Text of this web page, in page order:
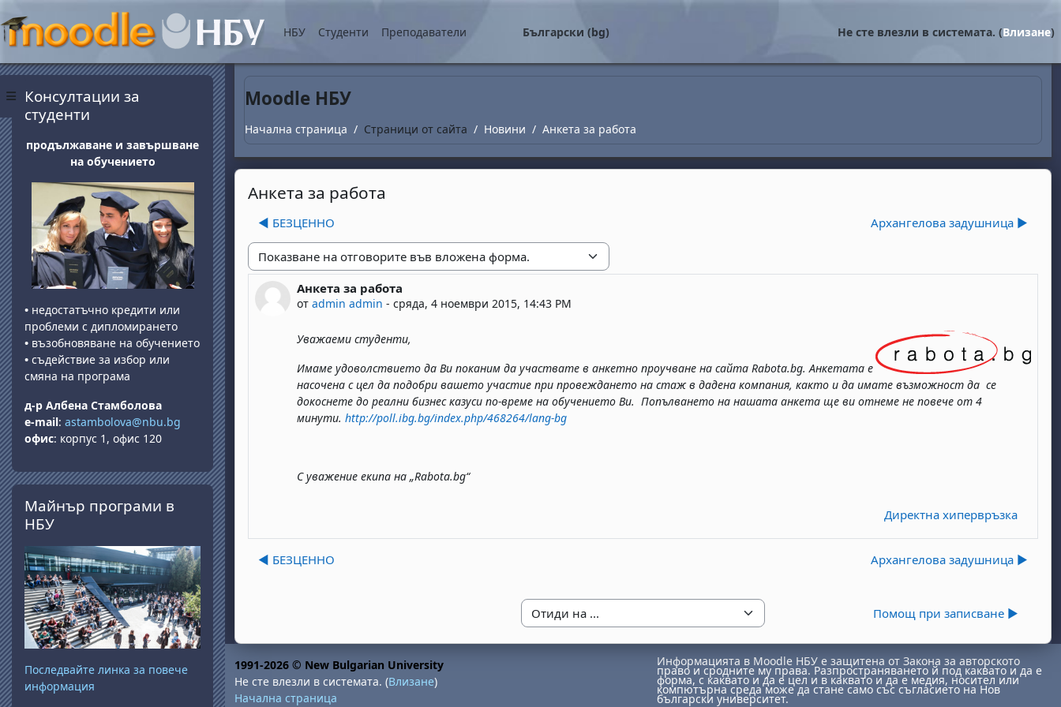
Прескочи на основното съдържание
Страничен панел
НБУ Студенти Преподаватели Български ‎(bg)‎ Не сте влезли в системата. (Влизане)
Moodle НБУ
Начална страница Страници от сайта Новини Анкета за работа
Анкета за работа
◀︎ БЕЗЦЕННО Архангелова задушница ▶︎
Начин на показване
Анкета за работа
от admin admin - сряда, 4 ноември 2015, 14:43 PM
Number of replies: 0
Уважаеми студенти,
Имаме удоволствието да Ви поканим да участвате в анкетно проучване на сайта Rabota.bg. Анкетата е
насочена с цел да подобри вашето участие при провеждането на стаж в дадена компания, както и да имате възможност да се
докоснете до реални бизнес казуси по-време на обучението Ви. Попълването на нашата анкета ще ви отнеме не повече от 4
минути. http://poll.ibg.bg/index.php/468264/lang-bg
С уважение екипа на „Rabota.bg“
Директна хипервръзка
◀︎ БЕЗЦЕННО Архангелова задушница ▶︎
Отиди на ... Помощ при записване ▶︎
Блокове
Консултации за
студенти
продължаване и завършване
на обучението
• недостатъчно кредити или
проблеми с дипломирането
• възобновяване на обучението
• съдействие за избор или
смяна на програма
д-р Албена Стамболова
e-mail: astambolova@nbu.bg
офис: корпус 1, офис 120
Прескочи Майнър програми в НБУ
Майнър програми в
НБУ
Последвайте линка за повече
информация
Информацията в Moodle НБУ е защитена от Закона за авторското
право и сродните му права. Разпространяването й под каквато и да е
форма, с каквато и да е цел и в каквато и да е медия, носител или
компютърна среда може да стане само със съгласието на Нов
български университет.
1991-2026 © New Bulgarian University
Не сте влезли в системата. (Влизане)
Начална страница